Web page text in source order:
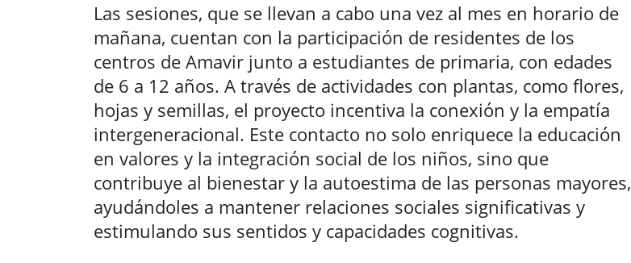
Las sesiones, que se llevan a cabo una vez al mes en horario de
mañana, cuentan con la participación de residentes de los
centros de Amavir junto a estudiantes de primaria, con edades
de 6 a 12 años. A través de actividades con plantas, como flores,
hojas y semillas, el proyecto incentiva la conexión y la empatía
intergeneracional. Este contacto no solo enriquece la educación
en valores y la integración social de los niños, sino que
contribuye al bienestar y la autoestima de las personas mayores,
ayudándoles a mantener relaciones sociales significativas y
estimulando sus sentidos y capacidades cognitivas.